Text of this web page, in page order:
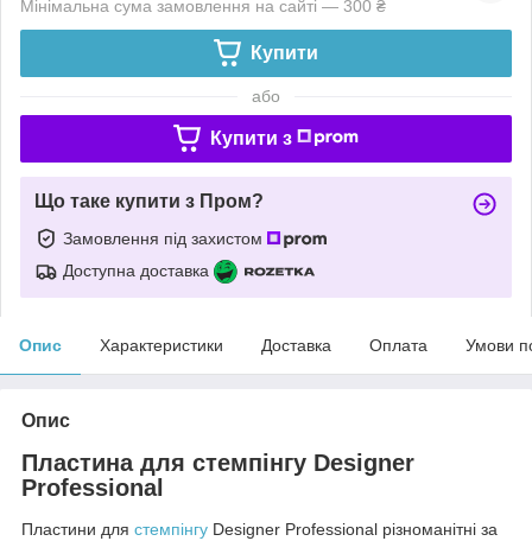
Мінімальна сума замовлення на сайті — 300 ₴
Купити
або
Купити з
Що таке купити з Пром?
Замовлення під захистом
Доступна доставка
Опис Характеристики Доставка Оплата Умови
Опис
Пластина для стемпінгу Designer
Professional
Пластини для стемпінгу Designer Professional різноманітні за